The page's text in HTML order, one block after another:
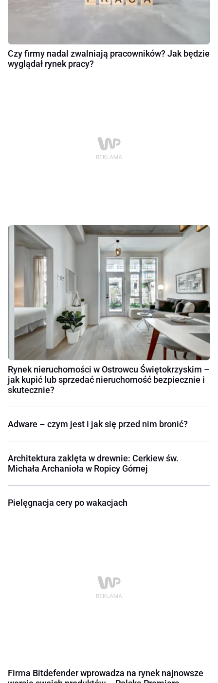
Czy firmy nadal zwalniają pracowników? Jak będzie
wyglądał rynek pracy?
Rynek nieruchomości w Ostrowcu Świętokrzyskim –
jak kupić lub sprzedać nieruchomość bezpiecznie i
skutecznie?
Adware – czym jest i jak się przed nim bronić?
Architektura zaklęta w drewnie: Cerkiew św.
Michała Archanioła w Ropicy Górnej
Pielęgnacja cery po wakacjach
Firma Bitdefender wprowadza na rynek najnowsze